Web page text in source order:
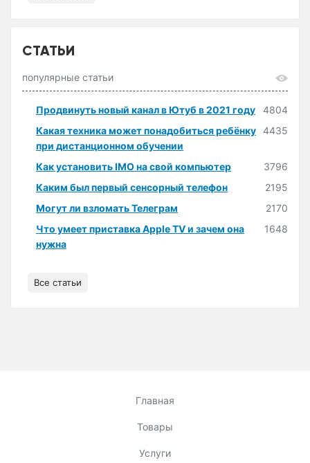
СТАТЬИ
популярные статьи
Продвинуть новый канал в Ютуб в 2021 году
4804
Какая техника может понадобиться ребёнку
при дистанционном обучении
4435
Как установить IMO на свой компьютер
3796
Каким был первый сенсорный телефон
2195
Могут ли взломать Телеграм
2170
Что умеет приставка Apple TV и зачем она
нужна
1648
Все статьи
Главная
Товары
Услуги